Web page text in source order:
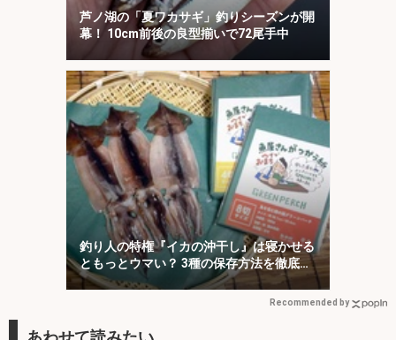
芦ノ湖の「夏ワカサギ」釣りシーズンが開
幕！ 10cm前後の良型揃いで72尾手中
釣り人の特権『イカの沖干し』は寝かせる
ともっとウマい？ 3種の保存方法を徹底検
証
Recommended by